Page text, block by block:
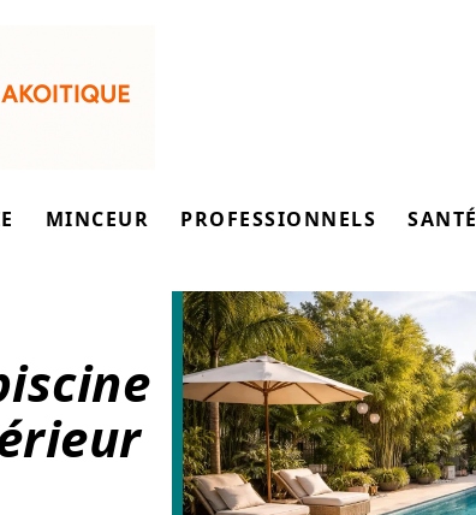
MINCEUR PROFESSIONNELS SANTÉ